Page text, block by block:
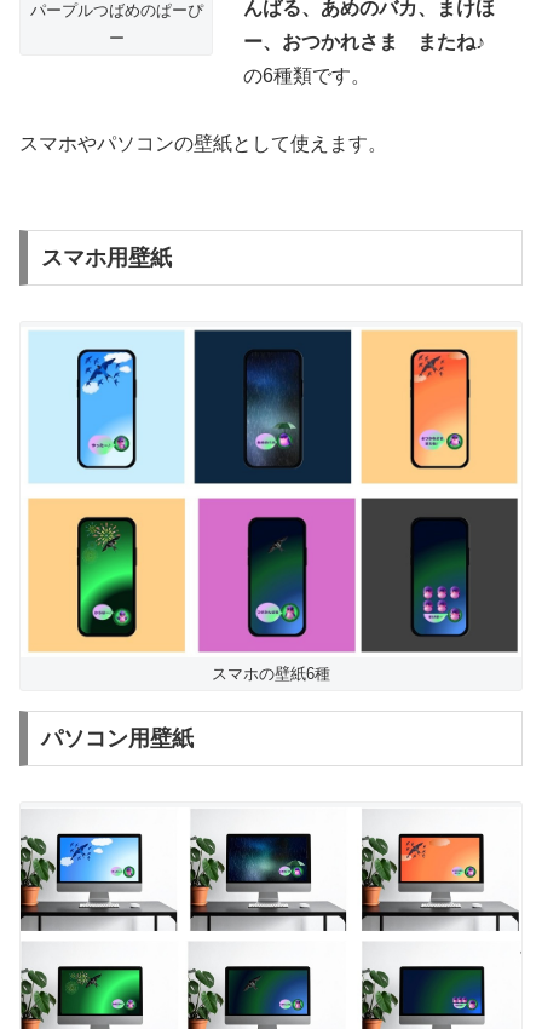
パープルつばめのぱーぴ
ー
んばる、あめのバカ、まけほ
ー、おつかれさま またね♪
の6種類です。
スマホやパソコンの壁紙として使えます。
スマホ用壁紙
スマホの壁紙6種
パソコン用壁紙